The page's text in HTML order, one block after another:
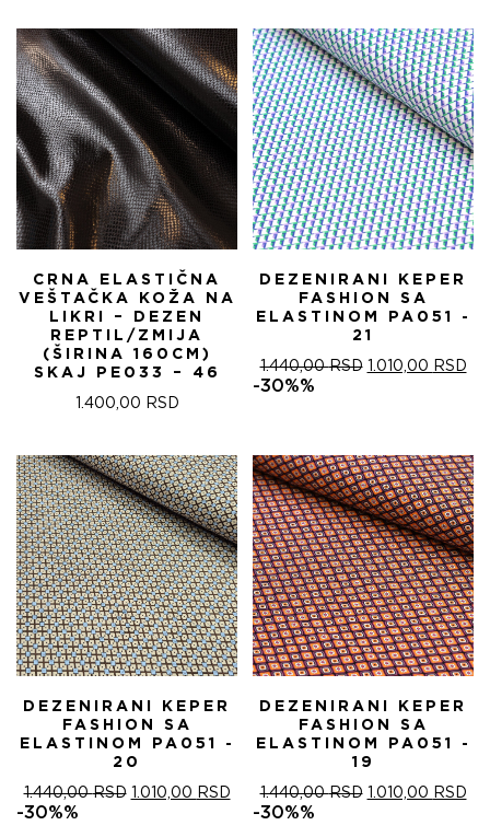
CRNA ELASTIČNA
VEŠTAČKA KOŽA NA
LIKRI – DEZEN
REPTIL/ZMIJA
(ŠIRINA 160CM)
SKAJ PE033 – 46
1.400,00 RSD
DEZENIRANI KEPER
FASHION SA
ELASTINOM PA051 -
21
1.440,00RSD ОРИГИНАЛНА
1.010,00 RSD
-30%%
DEZENIRANI KEPER
FASHION SA
ELASTINOM PA051 -
20
1.440,00RSD ОРИГИНАЛНА
1.010,00 RSDТРЕНУТНА
ЦЕНА
-30%%
DEZENIRANI KEPER
FASHION SA
ELASTINOM PA051 -
19
1.440,00RSD ОРИГИНАЛНА
1.010,00 RSD
-30%%